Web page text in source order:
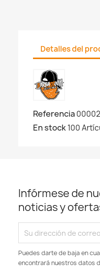
Detalles del
Referencia
En stock100
Infórmese de
noticias y
Puedes darte de baja en
encontrará nuestros datos